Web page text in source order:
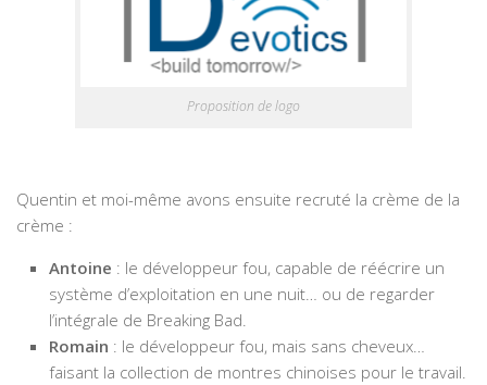
Proposition de logo
Quentin et moi-même avons ensuite recruté la crème de la
crème :
Antoine : le développeur fou, capable de réécrire un
système d’exploitation en une nuit… ou de regarder
l’intégrale de Breaking Bad.
Romain : le développeur fou, mais sans cheveux…
faisant la collection de montres chinoises pour le travail.